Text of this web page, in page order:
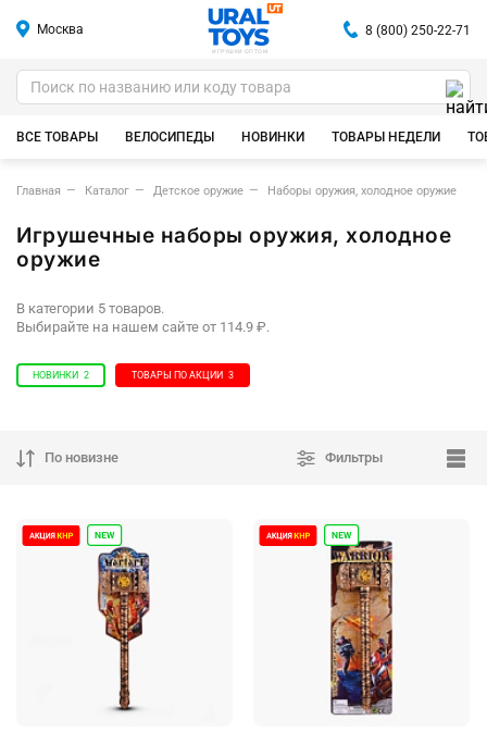
Москва
ИГРУШКИ ОПТОМ
8 (800) 250-22-71
ВСЕ ТОВАРЫ ВЕЛОСИПЕДЫ НОВИНКИ ТОВАРЫ НЕДЕЛИ
Главная Каталог Детское оружие Наборы оружия, холодное оружие
Игрушечные наборы оружия, холодное
оружие
В категории 5 товаров.
Выбирайте на нашем сайте от 114.9 ₽.
НОВИНКИ 2 ТОВАРЫ ПО АКЦИИ 3
По новизне Фильтры